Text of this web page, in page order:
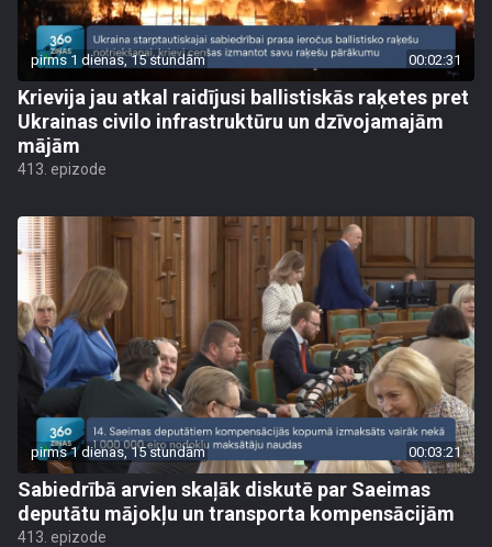
pirms 1 dienas, 15 stundām 00:02:31
Krievija jau atkal raidījusi ballistiskās raķetes pret
Ukrainas civilo infrastruktūru un dzīvojamajām
mājām
413. epizode
pirms 1 dienas, 15 stundām 00:03:21
Sabiedrībā arvien skaļāk diskutē par Saeimas
deputātu mājokļu un transporta kompensācijām
413. epizode